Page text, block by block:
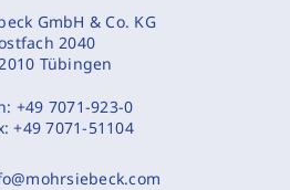
GmbH & Co. KG
2040
Tübingen
+49 7071-923-0
+49 7071-51104